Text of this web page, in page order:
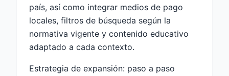
país, así como integrar medios de pago
locales, filtros de búsqueda según la
normativa vigente y contenido educativo
adaptado a cada contexto.
Estrategia de expansión: paso a paso